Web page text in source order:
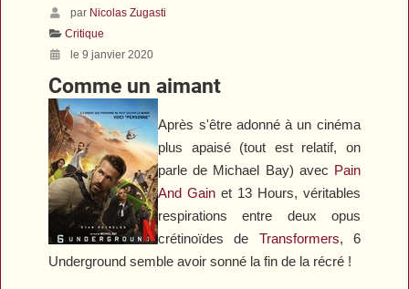
par Nicolas Zugasti
Critique
le 9 janvier 2020
Comme un aimant
Après s'être adonné à un cinéma
plus apaisé (tout est relatif, on
parle de Michael Bay) avec Pain
And Gain et 13 Hours, véritables
respirations entre deux opus
crétinoïdes de Transformers, 6
Underground semble avoir sonné la fin de la récré !